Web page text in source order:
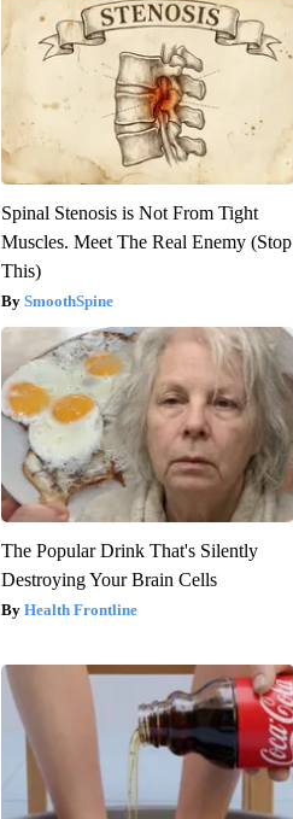
Spinal Stenosis is Not From Tight
Muscles. Meet The Real Enemy (Stop
This)
SmoothSpine
The Popular Drink That's Silently
Destroying Your Brain Cells
Health Frontline